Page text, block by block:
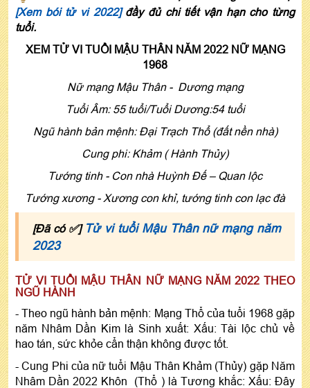
[Xem bói tử vi 2022]đầy đủ chi tiết vận hạn cho từng
tuổi.
XEM TỬ VI TUỔI MẬU THÂN NĂM 2022 NỮ MẠNG
1968
Nữ mạng Mậu Thân - Dương mạng
Tuổi Âm: 55 tuổi/Tuổi Dương:54 tuổi
Ngũ hành bản mệnh: Ðại Trạch Thổ (đất nền nhà)
Cung phi: Khảm ( Hành Thủy)
Tướng tinh - Con nhà Huỳnh Ðế – Quan lộc
Tướng xương - Xương con khỉ, tướng tinh con lạc đà
[Đã có ✅] Tử vi tuổi Mậu Thân nữ mạng năm
2023
TỬ VI TUỔI MẬU THÂN NỮ MẠNG NĂM 2022 THEO
NGŨ HÀNH
- Theo ngũ hành bản mệnh: Mạng Thổ của tuổi 1968 gặp
năm Nhâm Dần Kim là Sinh xuất: Xấu: Tài lộc chủ về
hao tán, sức khỏe cẩn thận không được tốt.
- Cung Phi của nữ tuổi Mậu Thân Khảm (Thủy) gặp Năm
Nhâm Dần 2022 Khôn (Thổ ) là Tương khắc: Xấu: Đây